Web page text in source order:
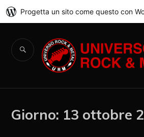
Giorno: 13 ottobre
Progetta un sito come questo con